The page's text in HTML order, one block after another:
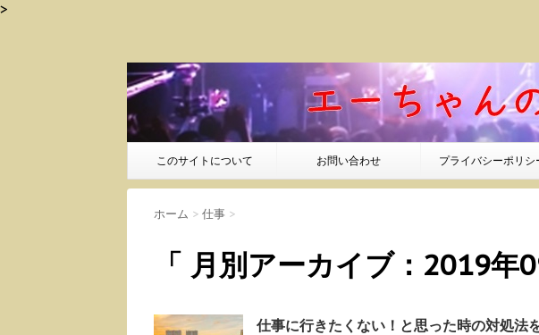
>
このサイトについて お問い合わせ プライバシーポリシ
ホーム > 仕事 >
「 月別アーカイブ：2019年
仕事に行きたくない！と思った時の対処法